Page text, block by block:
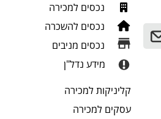
נכסים למכירה
נכסים להשכרה
נכסים מניבים
מידע נדל"ן
קליניקותלמכירה
עסקים למכירה